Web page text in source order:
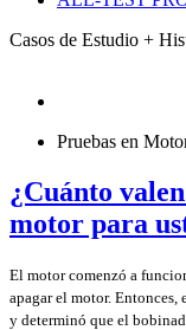
Casos de Estudio +
Pruebas en
¿Cuánto
motor para
El motor comenzó a
apagar el motor.
y determinó que el